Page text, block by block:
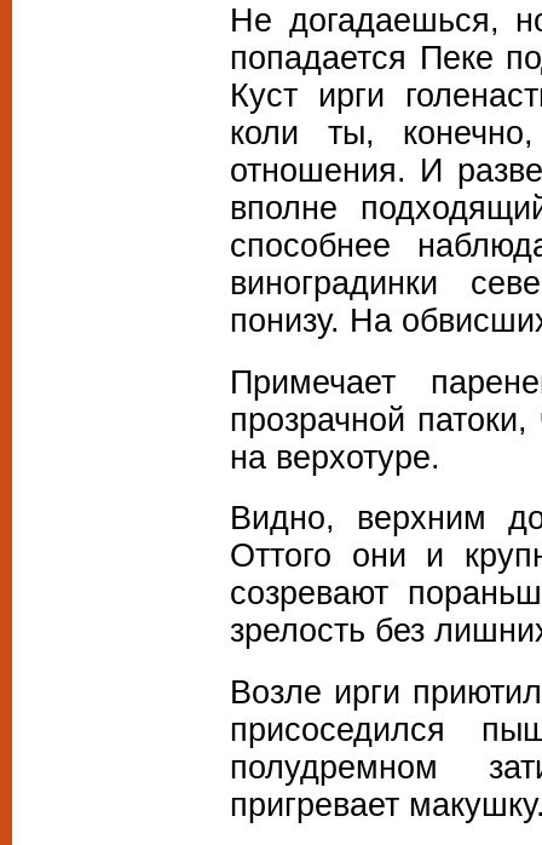
Не догадаешься,
попадается Пеке
Куст ирги
коли ты,
отношения. И
вполне
способнее
виноградинки
понизу. На
Примечает
прозрачной
на верхотуре.
Видно, верхним
Оттого они и
созревают
зрелость без
Возле ирги
присоседился
полудремном
пригревает